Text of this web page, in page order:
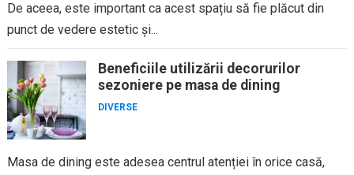
De aceea, este important ca acest spațiu să fie plăcut din
punct de vedere estetic și...
Beneficiile utilizării decorurilor
sezoniere pe masa de dining
DIVERSE
Masa de dining este adesea centrul atenției în orice casă,